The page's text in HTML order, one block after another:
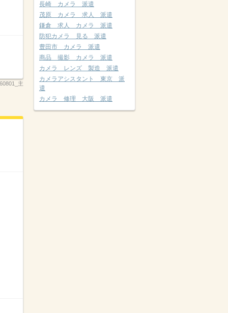
主
長崎 カメラ 派遣
茂原 カメラ 求人 派遣
鎌倉 求人 カメラ 派遣
防犯カメラ 見る 派遣
豊田市 カメラ 派遣
商品 撮影 カメラ 派遣
カメラ レンズ 製造 派遣
カメラアシスタント 東京 派
遣
カメラ 修理 大阪 派遣